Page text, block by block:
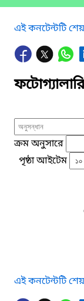
এই কনটেন্টটি
ফটোগ্যালারি
ক্রম অনুসারে
পৃষ্ঠা আইটেম
এই কনটেন্টটি